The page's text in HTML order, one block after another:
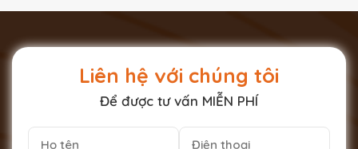
Liên hệ với chúng tôi
Để được tư vấn MIỄN PHÍ